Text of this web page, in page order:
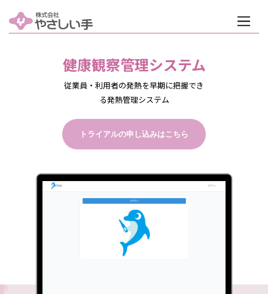
健康観察管理システム​
従業員・利用者の発熱を早期に把握でき
る発熱管理システム
トライアルの申し込みはこちら